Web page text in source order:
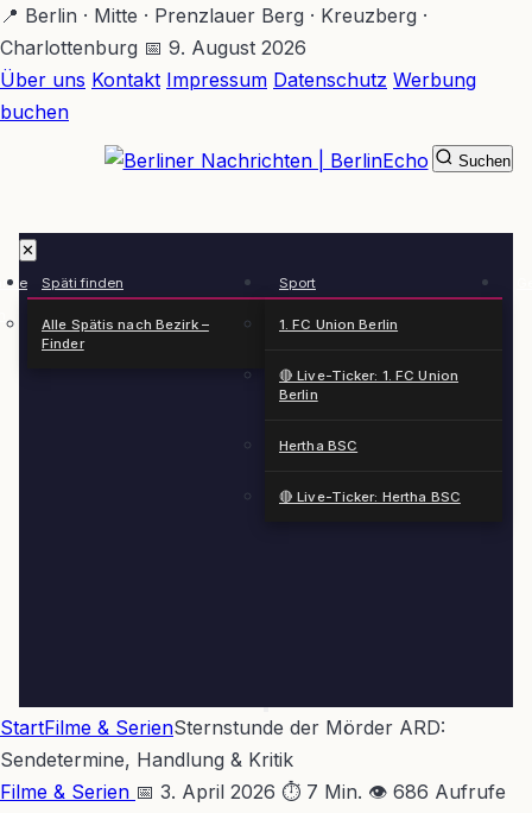
Zum
Hauptinhalt
springen
📍 Berlin · Mitte · Prenzlauer Berg · Kreuzberg ·
Charlottenburg 📅 9. August 2026
Über uns Kontakt Impressum Datenschutz Werbung
buchen
✕
Späti finden
Alle Spätis nach Bezirk –
Finder
Sport
1. FC Union Berlin
🔴 Live-Ticker: 1. FC Union
Berlin
Hertha BSC
🔴 Live-Ticker: Hertha BSC
Suchen
StartFilme & SerienSternstunde der Mörder ARD:
Sendetermine, Handlung & Kritik
Filme & Serien 📅 3. April 2026 ⏱ 7 Min. 👁 686 Aufrufe